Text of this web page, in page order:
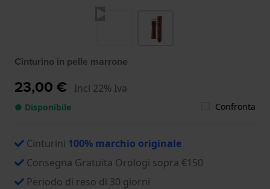
Cinturino in pelle marrone
23,00 € Incl 22% Iva
● Disponibile Confronta
Cinturini 100% marchio originale
Consegna Gratuita Orologi sopra €150
Periodo di reso di 30 giorni